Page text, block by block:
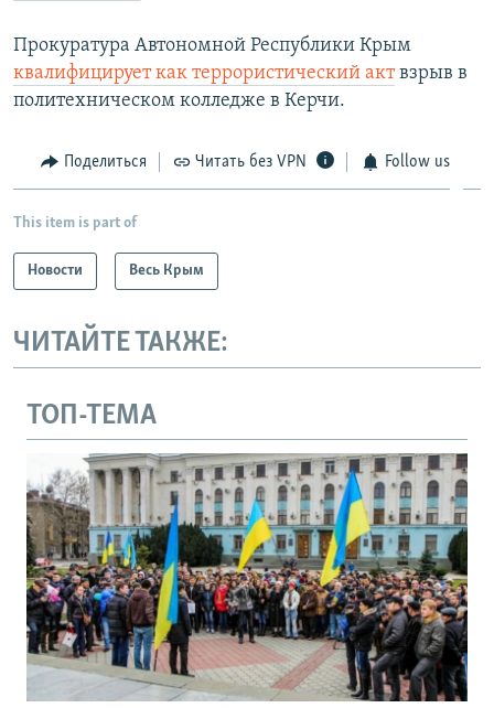
Прокуратура Автономной Республики Крым
квалифицирует как террористический актвзрыв в
политехническом колледже в Керчи.
Поделиться Читать без VPN Follow us
This item is part of
Новости Весь Крым
ЧИТАЙТЕ ТАКЖЕ:
ТОП-ТЕМА